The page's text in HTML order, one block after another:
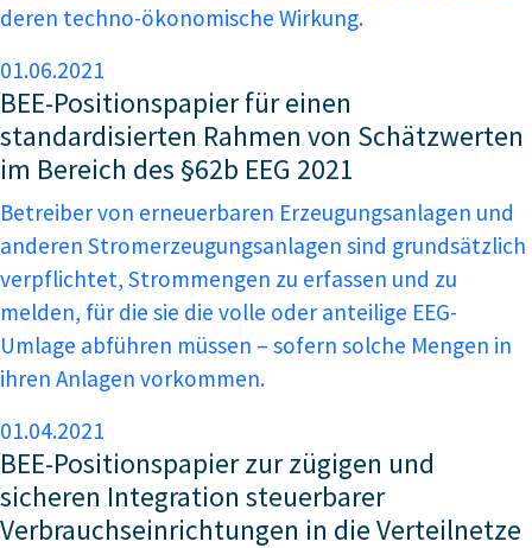
deren techno-ökonomische Wirkung.
01.06.2021
BEE-Positionspapier für einen
standardisierten Rahmen von Schätzwerten
im Bereich des §62b EEG 2021
Betreiber von erneuerbaren Erzeugungsanlagen und
anderen Stromerzeugungsanlagen sind grundsätzlich
verpflichtet, Strommengen zu erfassen und zu
melden, für die sie die volle oder anteilige EEG-
Umlage abführen müssen – sofern solche Mengen in
ihren Anlagen vorkommen.
01.04.2021
BEE-Positionspapier zur zügigen und
sicheren Integration steuerbarer
Verbrauchseinrichtungen in die Verteilnetze